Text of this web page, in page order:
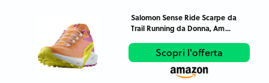
Salomon Sense Ride Scarpe da
Trail Running da Donna, Am...
Scopri l'offerta